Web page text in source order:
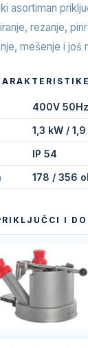
asortiman
rezanje,
mešenje i još
400V 50Hz
1,3 kW /
IP 54
178 / 356
I